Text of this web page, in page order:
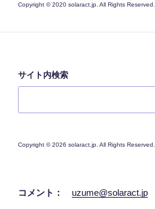
Copyright © 2020 solaract.jp. All Rights Reserved.
サイト内検索
Copyright © 2026 solaract.jp. All Rights Reserved.
コメント： uzume@solaract.jp